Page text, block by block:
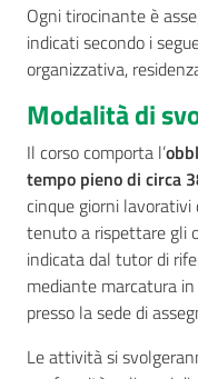
Ogni tirocinante è
indicati secondo i
organizzativa,
Modalità di
Il corso comporta l’
tempo pieno di circa
cinque giorni
tenuto a rispettare gli
indicata dal tutor di
mediante marcatura
presso la sede di
Le attività si